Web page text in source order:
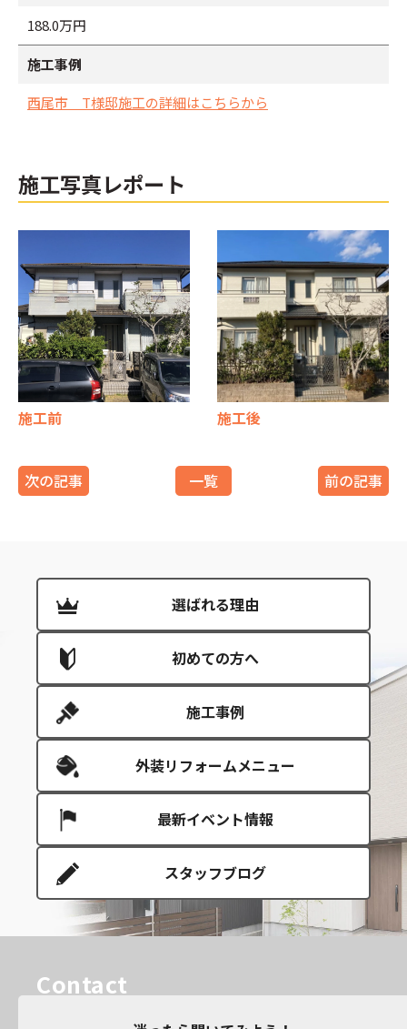
188.0万円
施工事例
西尾市 T様邸施工の詳細はこちらから
施工写真レポート
施工前 施工後
次の記事 一覧 前の記事
選ばれる理由
初めての方へ
施工事例
外装リフォームメニュー
最新イベント情報
スタッフブログ
Contact